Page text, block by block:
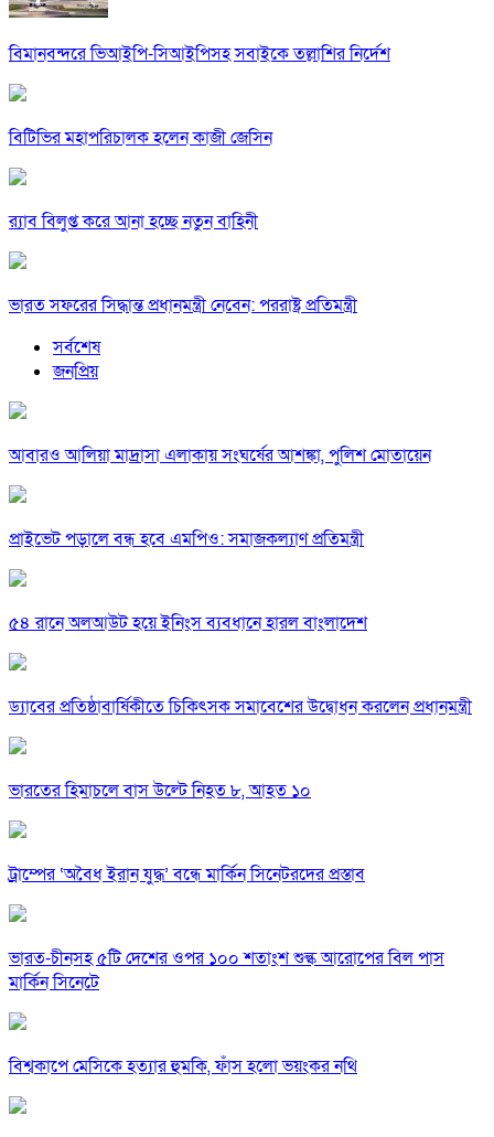
বিমানবন্দরে ভিআইপি-সিআইপিসহ সবাইকে তল্লাশির নির্দেশ
বিটিভির মহাপরিচালক হলেন কাজী জেসিন
র‍্যাব বিলুপ্ত করে আনা হচ্ছে নতুন বাহিনী
ভারত সফরের সিদ্ধান্ত প্রধানমন্ত্রী নেবেন: পররাষ্ট্র প্রতিমন্ত্রী
সর্বশেষ
জনপ্রিয়
আবারও আলিয়া মাদ্রাসা এলাকায় সংঘর্ষের আশঙ্কা, পুলিশ মোতায়েন
প্রাইভেট পড়ালে বন্ধ হবে এমপিও: সমাজকল্যাণ প্রতিমন্ত্রী
৫৪ রানে অলআউট হয়ে ইনিংস ব্যবধানে হারল বাংলাদেশ
ড্যাবের প্রতিষ্ঠাবার্ষিকীতে চিকিৎসক সমাবেশের উদ্বোধন করলেন প্রধানমন্ত্রী
ভারতের হিমাচলে বাস উল্টে নিহত ৮, আহত ১০
ট্রাম্পের ‘অবৈধ ইরান যুদ্ধ’ বন্ধে মার্কিন সিনেটরদের প্রস্তাব
ভারত-চীনসহ ৫টি দেশের ওপর ১০০ শতাংশ শুল্ক আরোপের বিল পাস
মার্কিন সিনেটে
বিশ্বকাপে মেসিকে হত্যার হুমকি, ফাঁস হলো ভয়ংকর নথি